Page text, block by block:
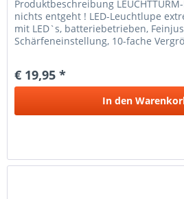
Produkt­beschreibung
nichts entgeht ! LED-Leuchtlupe
mit LED`s, batteriebetrieben,
Schärfeneinstellung, 10-fache
€ 19,95 *
In den